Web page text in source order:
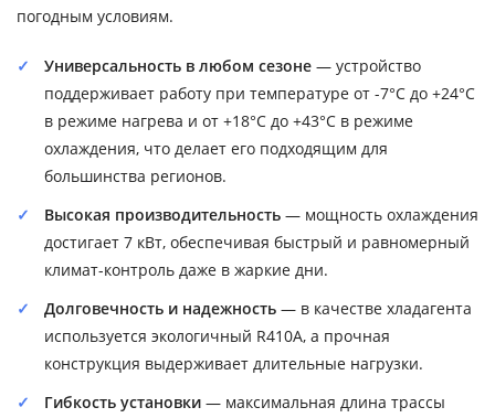
погодным условиям.
Универсальность в любом сезоне — устройство
поддерживает работу при температуре от -7°C до +24°C
в режиме нагрева и от +18°C до +43°C в режиме
охлаждения, что делает его подходящим для
большинства регионов.
Высокая производительность — мощность охлаждения
достигает 7 кВт, обеспечивая быстрый и равномерный
климат-контроль даже в жаркие дни.
Долговечность и надежность — в качестве хладагента
используется экологичный R410A, а прочная
конструкция выдерживает длительные нагрузки.
Гибкость установки — максимальная длина трассы